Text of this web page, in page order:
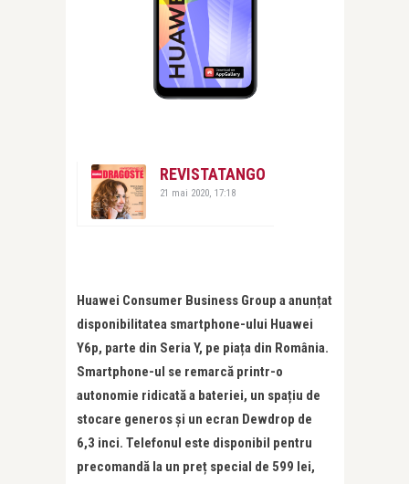
REVISTATANGO
21 mai 2020, 17:18
Huawei Consumer Business Group a anunțat
disponibilitatea smartphone-ului Huawei
Y6p, parte din Seria Y, pe piața din România.
Smartphone-ul se remarcă printr-o
autonomie ridicată a bateriei, un spațiu de
stocare generos și un ecran Dewdrop de
6,3 inci. Telefonul este disponibil pentru
precomandă la un preț special de 599 lei,